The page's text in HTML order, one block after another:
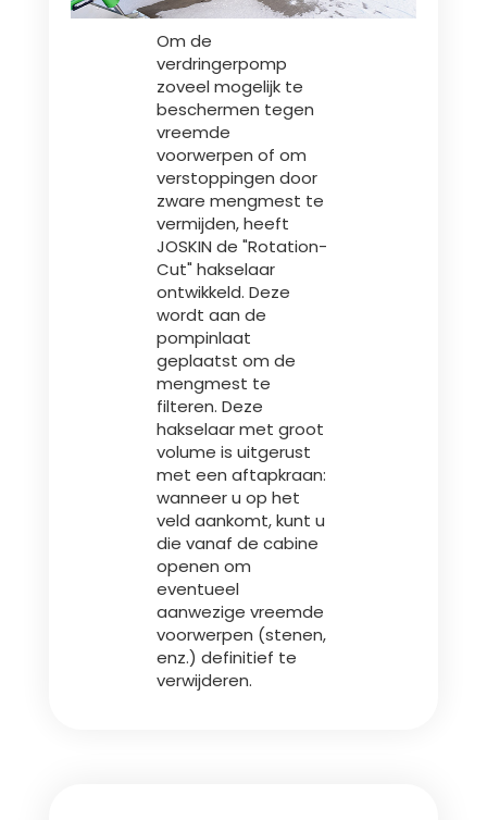
日本語
中文
Português
Türk
العربية
رسید ن
Om de
verdringerpomp
zoveel mogelijk te
beschermen tegen
vreemde
voorwerpen of om
verstoppingen door
zware mengmest te
vermijden, heeft
JOSKIN de "Rotation-
Cut" hakselaar
ontwikkeld. Deze
wordt aan de
pompinlaat
geplaatst om de
mengmest te
filteren. Deze
hakselaar met groot
volume is uitgerust
met een aftapkraan:
wanneer u op het
veld aankomt, kunt u
die vanaf de cabine
openen om
eventueel
aanwezige vreemde
voorwerpen (stenen,
enz.) definitief te
verwijderen.